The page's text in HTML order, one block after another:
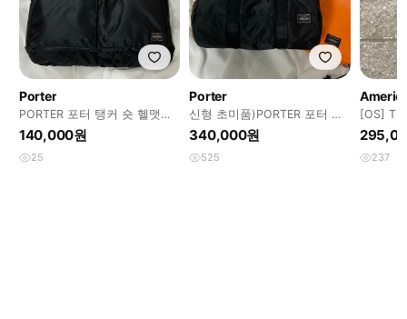
Porter
PORTER 포터 탱커 숏 헬맷백
브리프케이스 S
140,000원
25
Porter
신형 초미품)PORTER 포터 탱
커 더플백 S
340,000원
525
[OS]
레더 체
237